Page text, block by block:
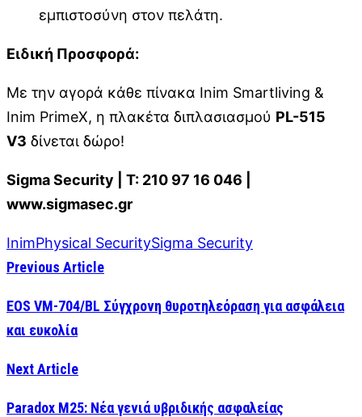
εμπιστοσύνη στον πελάτη.
Ειδική Προσφορά:
Με την αγορά κάθε πίνακα Inim Smartliving &
Inim PrimeX, η πλακέτα διπλασιασμού PL-515
V3 δίνεται δώρο!
Sigma Security | Τ: 210 97 16 046 |
www.sigmasec.gr
InimPhysical SecuritySigma Security
Previous Article
EOS VM-704/BL Σύγχρονη θυροτηλεόραση για ασφάλεια
και ευκολία
Next Article
Paradox M25: Νέα γενιά υβριδικής ασφαλείας